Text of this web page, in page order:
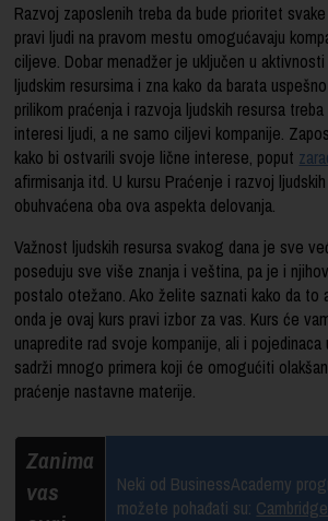
Razvoj zaposlenih treba da bude prioritet
pravi ljudi na pravom mestu omogućavaju
ciljeve. Dobar menadžer je uključen u
ljudskim resursima i zna kako da barata
prilikom praćenja i razvoja ljudskih resursa
interesi ljudi, a ne samo ciljevi kompanije.
kako bi ostvarili svoje lične interese, poput
afirmisanja itd. U kursu Praćenje i razvoj
obuhvaćena oba ova aspekta delovanja.
Važnost ljudskih resursa svakog dana je sve
poseduju sve više znanja i veština, pa je i
postalo otežano. Ako želite saznati kako da to
onda je ovaj kurs pravi izbor za vas. Kurs će
unapredite rad svoje kompanije, ali i pojedinaca
sadrži mnogo primera koji će omogućiti
praćenje nastavne materije.
Zanima
vas
Neki od BusinessAcademy
možete pohađati su: